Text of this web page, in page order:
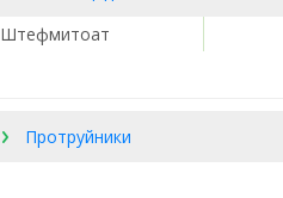
Штефмитоат
Протруйники